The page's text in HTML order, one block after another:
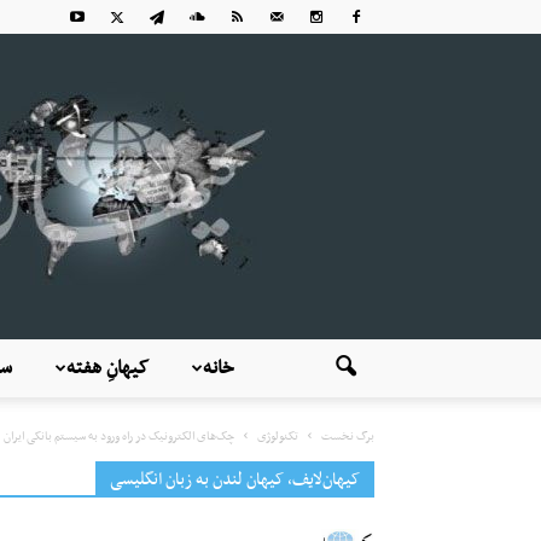
کیهانِ هفته خانه
برگ نخست تکنولوژی چک‌های الکترونیک در راه ورود به سیستم بانکی ایران
کیهان‌لایف، کیهان لندن به زبان انگلیسی